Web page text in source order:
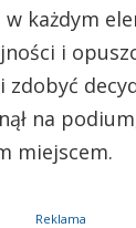
każdym
i
zdobyć
na
miejscem.
Reklama